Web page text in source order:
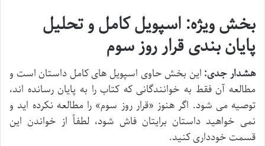
بخش ویژه: اسپویل کامل و تحلیل
پایان بندی قرار روز سوم
هشدار جدی: این بخش حاوی اسپویل های کامل داستان است و
مطالعه آن فقط به خوانندگانی که کتاب را به پایان رسانده اند،
توصیه می شود. اگر هنوز «قرار روز سوم» را مطالعه نکرده اید و
نمی خواهید داستان برایتان فاش شود، لطفاً از خواندن این
قسمت خودداری کنید.